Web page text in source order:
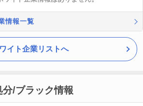
情報一覧
イト企業リストへ
/ブラック情報